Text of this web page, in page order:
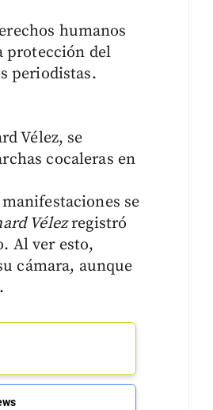
humanos
protección del
periodistas.
Vélez, se
cocaleras en
se
Vélezregistró
Al ver esto,
cámara, aunque